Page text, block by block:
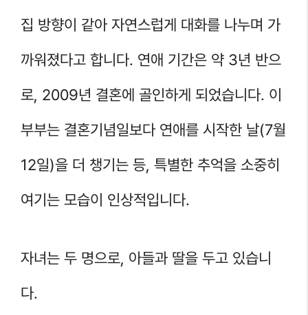
집 방향이 같아 자연스럽게 대화를 나누며 가
까워졌다고 합니다. 연애 기간은 약 3년 반으
로, 2009년 결혼에 골인하게 되었습니다. 이
부부는 결혼기념일보다 연애를 시작한 날(7월
12일)을 더 챙기는 등, 특별한 추억을 소중히
여기는 모습이 인상적입니다.
자녀는 두 명으로, 아들과 딸을 두고 있습니
다.